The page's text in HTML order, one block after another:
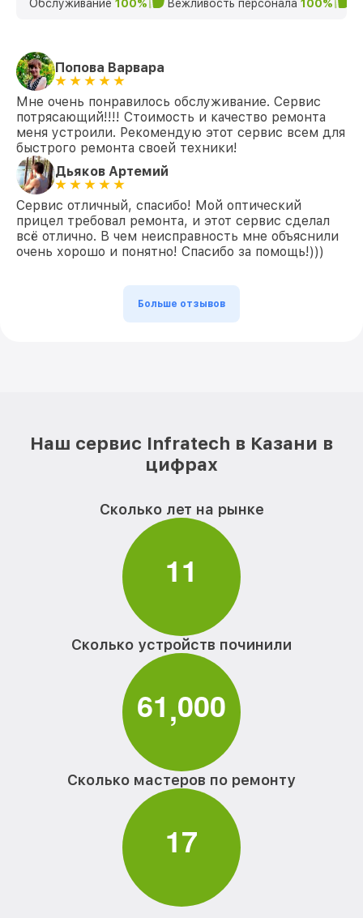
Обслуживание 100% Вежливость персонала 100%
Попова Варвара
Мне очень понравилось обслуживание. Сервис
потрясающий!!!! Стоимость и качество ремонта
меня устроили. Рекомендую этот сервис всем для
быстрого ремонта своей техники!
Дьяков Артемий
Сервис отличный, спасибо! Мой оптический
прицел требовал ремонта, и этот сервис сделал
всё отлично. В чем неисправность мне объяснили
очень хорошо и понятно! Спасибо за помощь!)))
Больше отзывов
Наш сервис Infratech в Казани в
цифрах
Сколько лет на рынке
11
Сколько устройств починили
61,000
Сколько мастеров по ремонту
17